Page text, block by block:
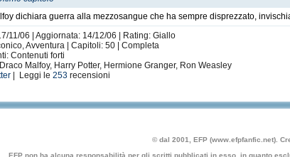
dichiara guerra alla mezzosangue che ha sempre disprezzato,
11/06 | Aggiornata: 14/12/06 | Rating: Giallo
Avventura | Capitoli: 50 | Completa
Contenuti forti
Malfoy, Harry Potter, Hermione Granger, Ron Weasley
| Leggi le253 recensioni
© dal 2001, EFP (www.efpfanfic.net).
EFP non ha alcuna responsabilità per gli scritti pubblicati in esso, in quanto